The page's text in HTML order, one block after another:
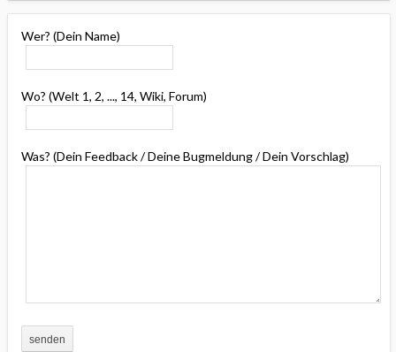
Wer? (Dein Name)
Wo? (Welt 1, 2, ..., 14, Wiki, Forum)
Was? (Dein Feedback / Deine Bugmeldung / Dein Vorschlag)
senden